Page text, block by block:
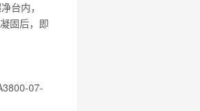
台内，
固后，即
07-